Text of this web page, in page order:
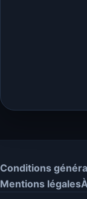
Conditions
Mentions légales